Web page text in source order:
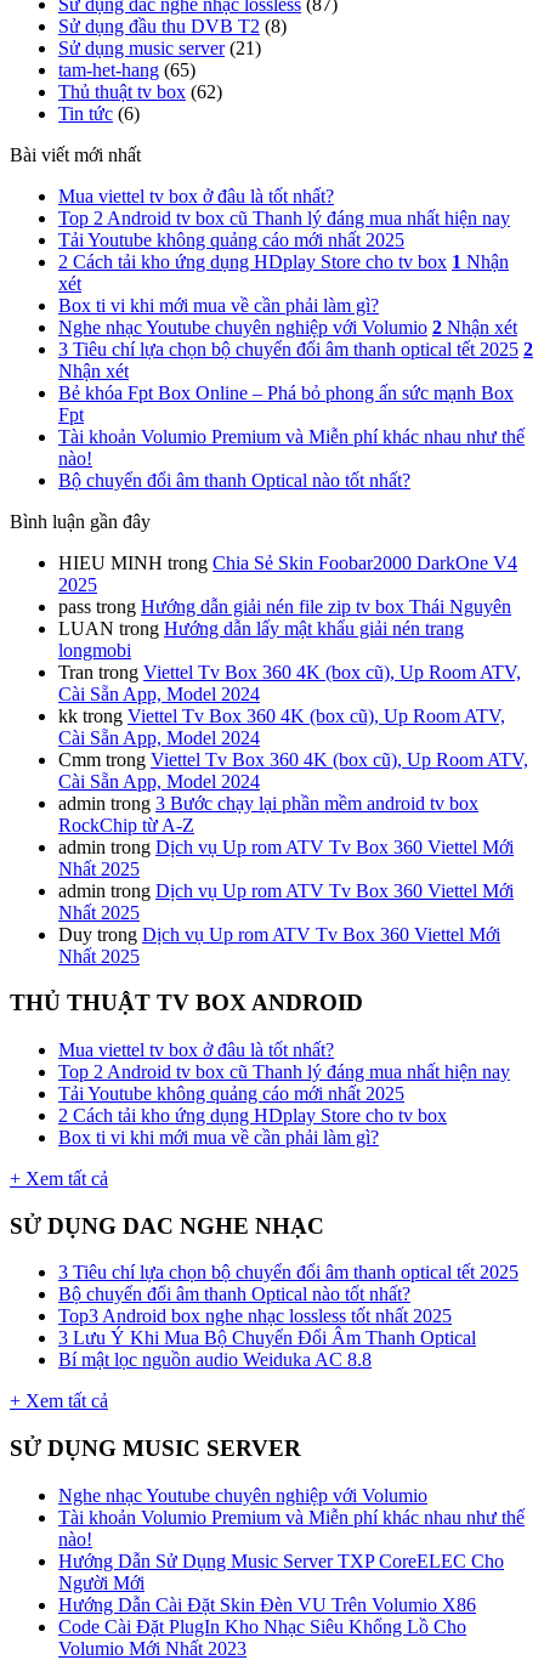
Sử dụng đầu thu DVB T2 (8)
Sử dụng music server(21)
tam-het-hang (65)
Thủ thuật tv box (62)
Tin tức (6)
Bài viết mới nhất
Mua viettel tv box ở đâu là tốt nhất?
Top 2 Android tv box cũ Thanh lý đáng mua nhất hiện nay
Tải Youtube không quảng cáo mới nhất 2025
2 Cách tải kho ứng dụng HDplay Store cho tv box 1 Nhận
xét
Box ti vi khi mới mua về cần phải làm gì?
Nghe nhạc Youtube chuyên nghiệp với Volumio 2 Nhận xét
3 Tiêu chí lựa chọn bộ chuyển đổi âm thanh optical tết 2025 2
Nhận xét
Bẻ khóa Fpt Box Online – Phá bỏ phong ấn sức mạnh Box
Fpt
Tài khoản Volumio Premium và Miễn phí khác nhau như thế
nào!
Bộ chuyển đổi âm thanh Optical nào tốt nhất?
Bình luận gần đây
HIEU MINH trong Chia Sẻ Skin Foobar2000 DarkOne V4
2025
pass trong Hướng dẫn giải nén file zip tv box Thái Nguyên
LUAN trong Hướng dẫn lấy mật khẩu giải nén trang
longmobi
Tran trong Viettel Tv Box 360 4K (box cũ), Up Room ATV,
Cài Sẵn App, Model 2024
kk trong Viettel Tv Box 360 4K (box cũ), Up Room ATV,
Cài Sẵn App, Model 2024
Cmm trong Viettel Tv Box 360 4K (box cũ), Up Room ATV,
Cài Sẵn App, Model 2024
admin trong 3 Bước chạy lại phần mềm android tv box
RockChip từ A-Z
admin trong Dịch vụ Up rom ATV Tv Box 360 Viettel Mới
Nhất 2025
admin trong Dịch vụ Up rom ATV Tv Box 360 Viettel Mới
Nhất 2025
Duy trong Dịch vụ Up rom ATV Tv Box 360 Viettel Mới
Nhất 2025
THỦ THUẬT TV BOX ANDROID
Mua viettel tv box ở đâu là tốt nhất?
Top 2 Android tv box cũ Thanh lý đáng mua nhất hiện nay
Tải Youtube không quảng cáo mới nhất 2025
2 Cách tải kho ứng dụng HDplay Store cho tv box
Box ti vi khi mới mua về cần phải làm gì?
+ Xem tất cả
SỬ DỤNG DAC NGHE NHẠC
3 Tiêu chí lựa chọn bộ chuyển đổi âm thanh optical tết 2025
Bộ chuyển đổi âm thanh Optical nào tốt nhất?
Top3 Android box nghe nhạc lossless tốt nhất 2025
3 Lưu Ý Khi Mua Bộ Chuyển Đổi Âm Thanh Optical
Bí mật lọc nguồn audio Weiduka AC 8.8
+ Xem tất cả
SỬ DỤNG MUSIC SERVER
Nghe nhạc Youtube chuyên nghiệp với Volumio
Tài khoản Volumio Premium và Miễn phí khác nhau như thế
nào!
Hướng Dẫn Sử Dụng Music Server TXP CoreELEC Cho
Người Mới
Hướng Dẫn Cài Đặt Skin Đèn VU Trên Volumio X86
Code Cài Đặt PlugIn Kho Nhạc Siêu Khổng Lồ Cho
Volumio Mới Nhất 2023